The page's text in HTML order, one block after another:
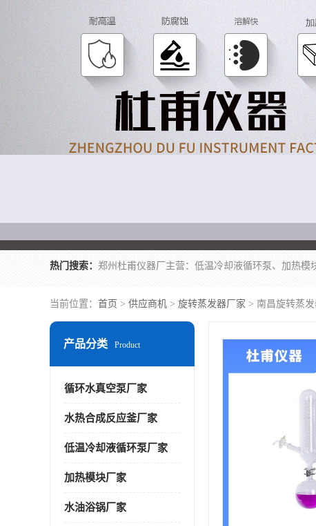
热门搜索：
当前位置： 首页 > 供应商机 > 旋转蒸发器厂家 > 南昌旋转蒸
产品分类 Product
循环水真空泵厂家
水热合成反应釜厂家
低温冷却液循环泵厂家
加热模块厂家
水油浴锅厂家